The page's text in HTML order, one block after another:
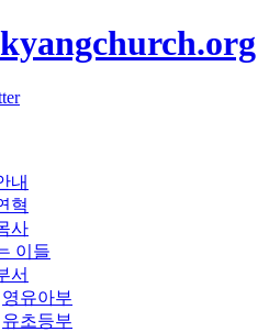
내
혁
사
이들
서
영유아부
유초등부